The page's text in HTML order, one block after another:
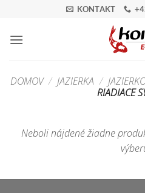
content
KONTAKT
DOMOV / JAZIERKA /
RIADIACE
Neboli nájdené žiadne